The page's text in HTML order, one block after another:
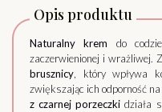
Opis produktu
Naturalny krem do
zaczerwienionej i wrażliwej.
brusznicy , który wpływa
zwiększając ich odporność
z czarnej porzeczki działa